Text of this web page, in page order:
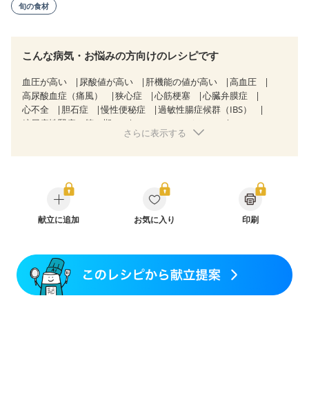
旬の食材
こんな病気・お悩みの方向けのレシピです
血圧が高い 尿酸値が高い 肝機能の値が高い
高血圧
高尿酸血症（痛風）
狭心症 心筋梗塞
心臓弁膜症
心不全
胆石症 慢性便秘症
過敏性腸症候群（IBS）
糖尿病性腎症（第３期）
CKD（ステージ３a）
乳がん（抗がん剤治療中）
妊婦健診・血圧が気になる（初期）
妊婦健診・血糖値が気になる（初期）
妊娠高血圧(中期)
妊娠糖尿病(初期)
産後（母乳）
産後（混合栄養）
ニキビ・肌荒れ
さらに表示する
献立に追加 お気に入り 印刷